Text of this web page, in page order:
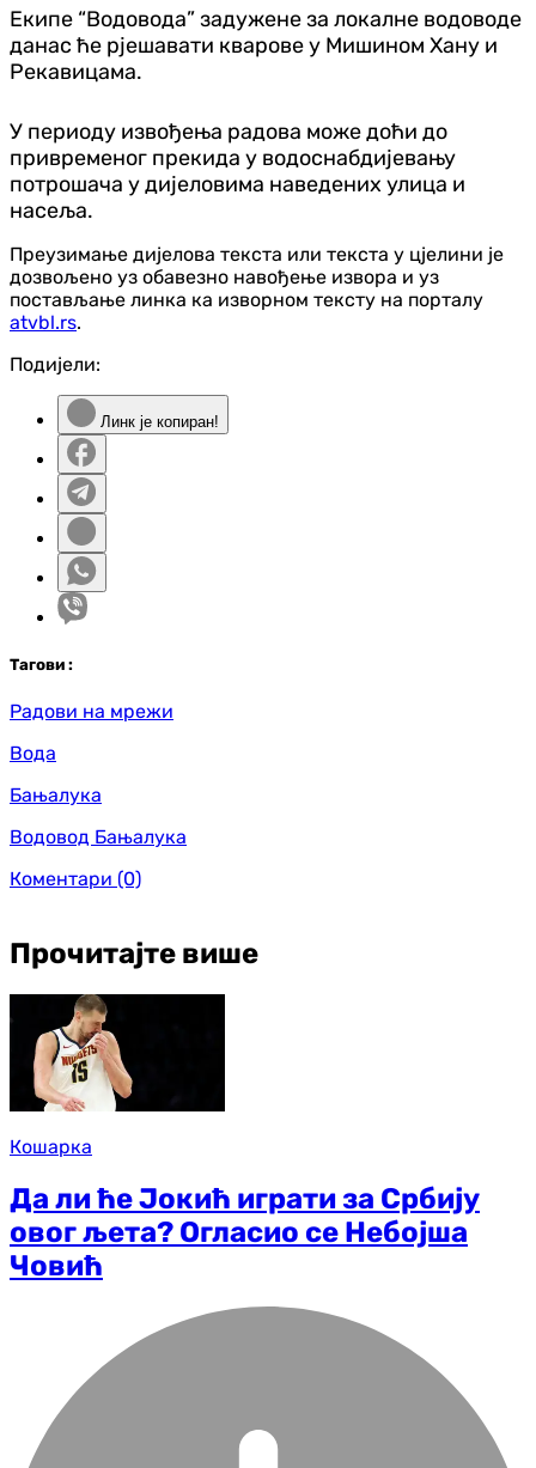
Екипе “Водовода” задужене за локалне водоводе
данас ће рјешавати кварове у Мишином Хану и
Рекавицама.
У периоду извођења радова може доћи до
привременог прекида у водоснабдијевању
потрошача у дијеловима наведених улица и
насеља.
Преузимање дијелова текста или текста у цјелини је
дозвољено уз обавезно навођење извора и уз
постављање линка ка изворном тексту на порталу
atvbl.rs.
Подијели:
Линк је копиран!
Тагови :
Радови на мрежи
Вода
Бањалука
Водовод Бањалука
Коментари (0)
Прочитајте више
Кошарка
Да ли ће Јокић играти за Србију
овог љета? Огласио се Небојша
Човић